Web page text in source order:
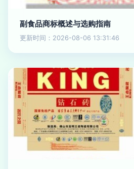
副食品商标概述与选购指南
更新时间：2026-08-06 13:31:46